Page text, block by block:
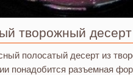
творожный десерт
полосатый десерт из
понадобится разъемная